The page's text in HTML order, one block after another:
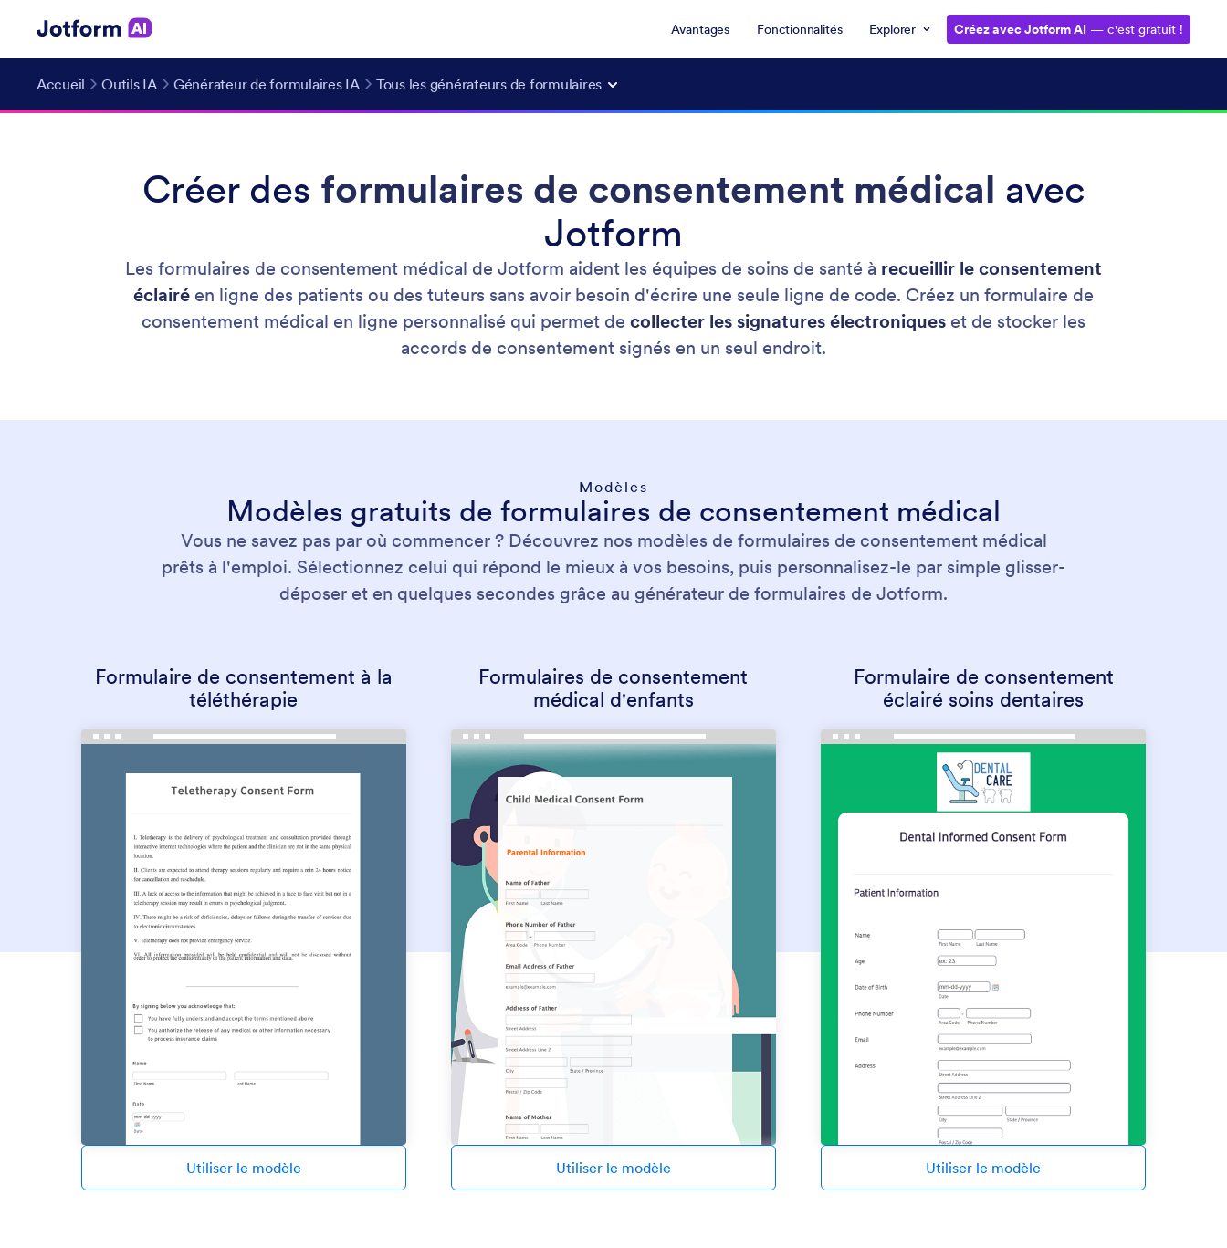
Avantages Fonctionnalités Explorer Créez avec Jotform AI — c'est gratuit !
Accueil Outils IA Générateur de formulaires IA Tous les générateurs de formulaires
Créer des formulaires de consentement médical avec
Jotform
Les formulaires de consentement médical de Jotform aident les équipes de soins de santé à recueillir le consentement
éclairé en ligne des patients ou des tuteurs sans avoir besoin d'écrire une seule ligne de code. Créez un formulaire de
consentement médical en ligne personnalisé qui permet de collecter les signatures électroniques et de stocker les
accords de consentement signés en un seul endroit.
Modèles
Modèles gratuits de formulaires de consentement médical
Vous ne savez pas par où commencer ? Découvrez nos modèles de formulaires de consentement médical
prêts à l'emploi. Sélectionnez celui qui répond le mieux à vos besoins, puis personnalisez-le par simple glisser-
déposer et en quelques secondes grâce au générateur de formulaires de Jotform.
Formulaire de consentement à la
téléthérapie
Utiliser le modèle
Formulaires de consentement
médical d'enfants
Utiliser le modèle
Formulaire de consentement
éclairé soins dentaires
Utiliser le modèle